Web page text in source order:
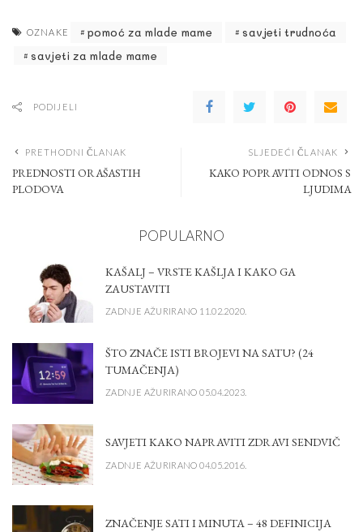
OZNAKE pomoć za mlade mame
savjeti trudnoća
savjeti za mlade mame
PODIJELI
PRETHODNI ČLANAK
PREDNOSTI ORAŠASTIH
PLODOVA
SLJEDEĆI ČLANAK
KAKO POPRAVITI ODNOS S
LJUDIMA
POPULARNO
KAŠALJ – VRSTE KAŠLJA I KAKO GA
ZAUSTAVITI
ZADNJE AŽURIRANO 11.02.2020.
ŠTO ZNAČE ISTI BROJEVI NA SATU? (24
TUMAČENJA)
ZADNJE AŽURIRANO 05.04.2023.
SAVJETI KAKO NAPRAVITI ZDRAVI SENDVIČ
ZADNJE AŽURIRANO 04.05.2016.
ZNAČENJE SATI I MINUTA – 48 DEFINICIJA